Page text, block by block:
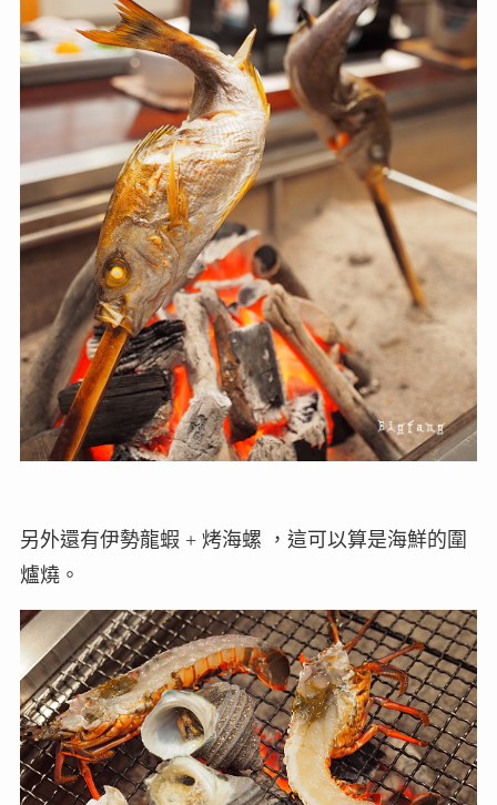
另外還有伊勢龍蝦 + 烤海螺 ，這可以算是海鮮的圍
爐燒。